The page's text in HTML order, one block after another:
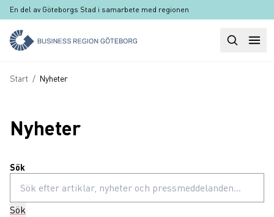
Hoppa till huvudinnehåll
En del av Göteborgs Stad i samarbete med regionen
Sök
Länkstig
Start / Nyheter
Nyheter
Sök
Sök